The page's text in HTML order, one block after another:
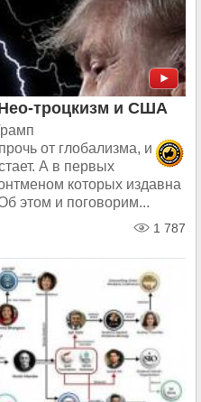
троцкизм и США
от глобализма, и
А в первых
которых издавна
этом и поговорим...
1 787